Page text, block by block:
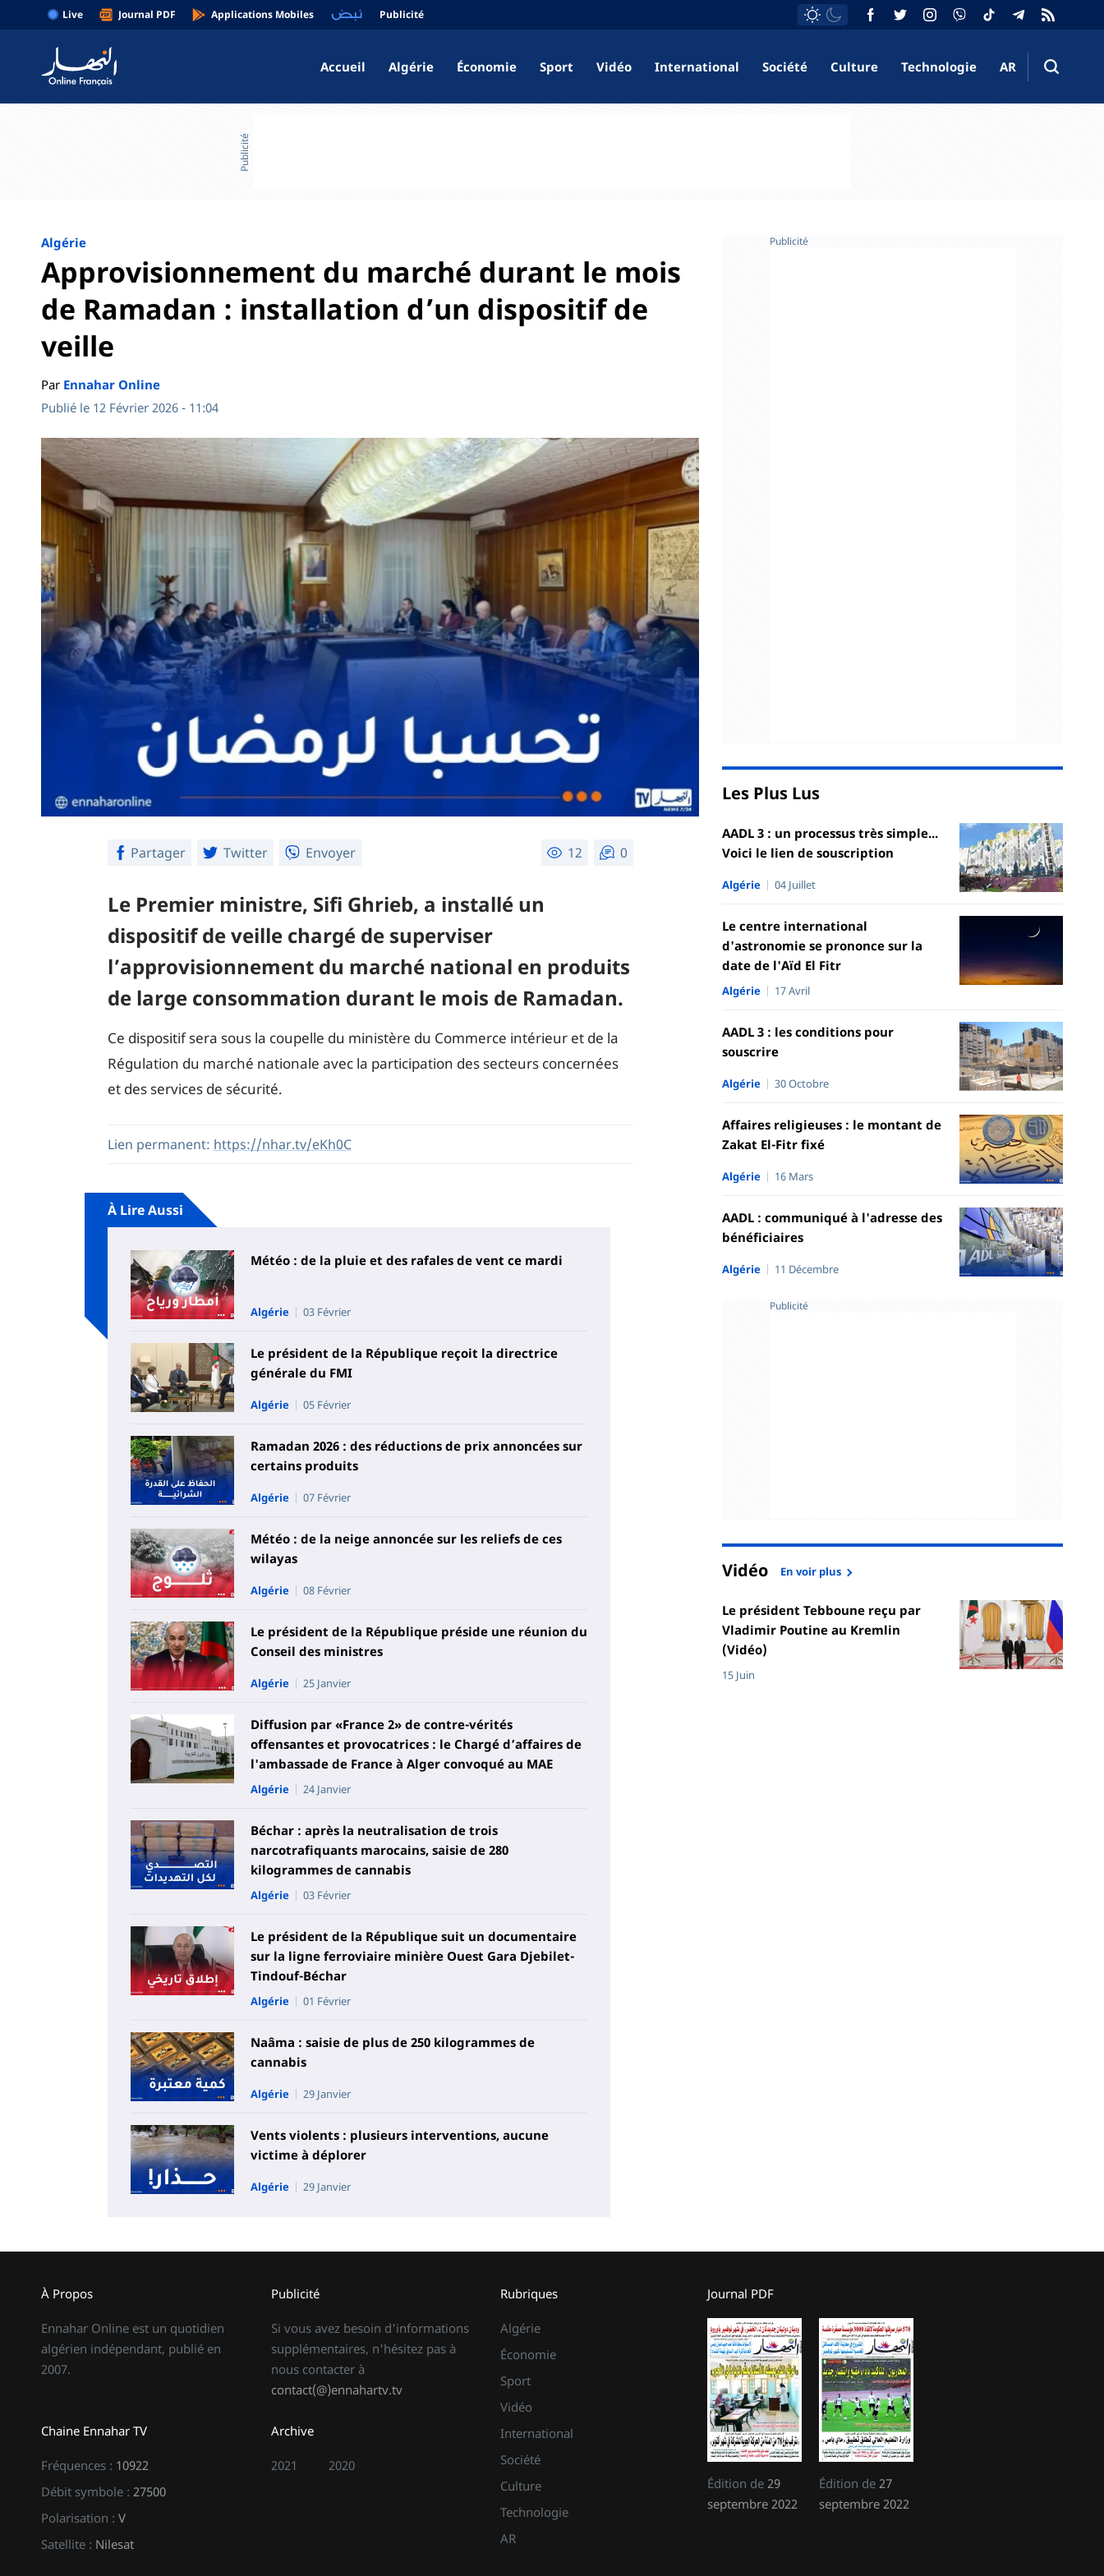
Live Journal PDF Applications Mobiles Publicité
Accueil Algérie Économie Sport Vidéo International Société Culture Technologie AR
Publicité
Algérie
Approvisionnement du marché durant le mois
de Ramadan : installation d’un dispositif de
veille
Par Ennahar Online
Publié le 12 Février 2026 - 11:04
Partager Twitter Envoyer 12 0
Le Premier ministre, Sifi Ghrieb, a installé un
dispositif de veille chargé de superviser
l’approvisionnement du marché national en produits
de large consommation durant le mois de Ramadan.
Ce dispositif sera sous la coupelle du ministère du Commerce intérieur et de la
Régulation du marché nationale avec la participation des secteurs concernées
et des services de sécurité.
Lien permanent: https://nhar.tv/eKh0C
À Lire Aussi
Météo : de la pluie et des rafales de vent ce mardi
Algérie 03 Février
Le président de la République reçoit la directrice
générale du FMI
Algérie 05 Février
Ramadan 2026 : des réductions de prix annoncées sur
certains produits
Algérie 07 Février
Météo : de la neige annoncée sur les reliefs de ces
wilayas
Algérie 08 Février
Le président de la République préside une réunion du
Conseil des ministres
Algérie 25 Janvier
Diffusion par «France 2» de contre-vérités
offensantes et provocatrices : le Chargé d’affaires de
l'ambassade de France à Alger convoqué au MAE
Algérie 24 Janvier
Béchar : après la neutralisation de trois
narcotrafiquants marocains, saisie de 280
kilogrammes de cannabis
Algérie 03 Février
Le président de la République suit un documentaire
sur la ligne ferroviaire minière Ouest Gara Djebilet-
Tindouf-Béchar
Algérie 01 Février
Naâma : saisie de plus de 250 kilogrammes de
cannabis
Algérie 29 Janvier
Vents violents : plusieurs interventions, aucune
victime à déplorer
Algérie 29 Janvier
Publicité
Les Plus Lus
AADL 3 : un processus très simple...
Voici le lien de souscription
Algérie 04 Juillet
Le centre international
d'astronomie se prononce sur la
date de l'Aïd El Fitr
Algérie 17 Avril
AADL 3 : les conditions pour
souscrire
Algérie 30 Octobre
Affaires religieuses : le montant de
Zakat El-Fitr fixé
Algérie 16 Mars
AADL : communiqué à l'adresse des
bénéficiaires
Algérie 11 Décembre
Publicité
Vidéo En voir plus
Le président Tebboune reçu par
Vladimir Poutine au Kremlin
(Vidéo)
15 Juin
À Propos
Ennahar Online est un quotidien
algérien indépendant, publié en
2007.
Publicité
Si vous avez besoin d'informations
supplémentaires, n'hésitez pas à
nous contacter à
contact(@)ennahartv.tv
Chaine Ennahar TV
Fréquences : 10922
Débit symbole : 27500
Polarisation : V
Satellite : Nilesat
Archive
2021 2020
Rubriques
Algérie
Économie
Sport
Vidéo
International
Société
Culture
Technologie
AR
Journal PDF
Édition de 29
septembre 2022
Édition de 27
septembre 2022